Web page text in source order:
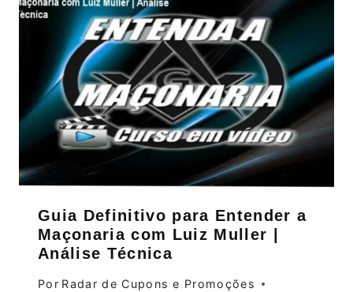
Guia Definitivo para Entender a
Maçonaria com Luiz Muller |
Análise Técnica
Por Radar de Cupons e Promoções